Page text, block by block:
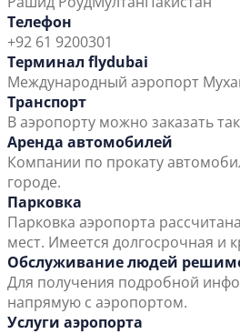
Телефон
+92 61 9200301
Терминал flydubai
Международный аэропорт
Транспорт
В аэропорту можно заказать
Аренда автомобилей
Компании по прокату
городе.
Парковка
Парковка аэропорта
мест. Имеется долгосрочная и
Обслуживание людей
Для получения подробной
напрямую с аэропортом.
Услуги аэропорта